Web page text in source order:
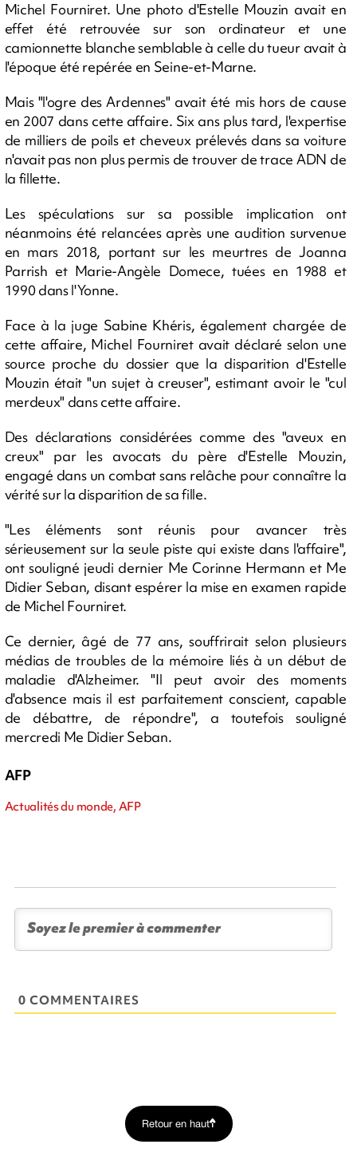
Michel Fourniret. Une photo d'Estelle Mouzin avait en
effet été retrouvée sur son ordinateur et une
camionnette blanche semblable à celle du tueur avait à
l'époque été repérée en Seine-et-Marne.
Mais "l'ogre des Ardennes" avait été mis hors de cause
en 2007 dans cette affaire. Six ans plus tard, l'expertise
de milliers de poils et cheveux prélevés dans sa voiture
n'avait pas non plus permis de trouver de trace ADN de
la fillette.
Les spéculations sur sa possible implication ont
néanmoins été relancées après une audition survenue
en mars 2018, portant sur les meurtres de Joanna
Parrish et Marie-Angèle Domece, tuées en 1988 et
1990 dans l'Yonne.
Face à la juge Sabine Khéris, également chargée de
cette affaire, Michel Fourniret avait déclaré selon une
source proche du dossier que la disparition d'Estelle
Mouzin était "un sujet à creuser", estimant avoir le "cul
merdeux" dans cette affaire.
Des déclarations considérées comme des "aveux en
creux" par les avocats du père d'Estelle Mouzin,
engagé dans un combat sans relâche pour connaître la
vérité sur la disparition de sa fille.
"Les éléments sont réunis pour avancer très
sérieusement sur la seule piste qui existe dans l'affaire",
ont souligné jeudi dernier Me Corinne Hermann et Me
Didier Seban, disant espérer la mise en examen rapide
de Michel Fourniret.
Ce dernier, âgé de 77 ans, souffrirait selon plusieurs
médias de troubles de la mémoire liés à un début de
maladie d'Alzheimer. "Il peut avoir des moments
d'absence mais il est parfaitement conscient, capable
de débattre, de répondre", a toutefois souligné
mercredi Me Didier Seban.
AFP
Actualités du monde, AFP
0 COMMENTAIRES
Retour en haut